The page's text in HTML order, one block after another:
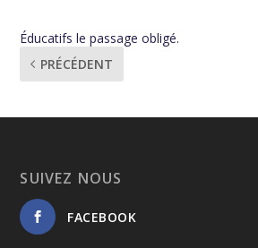
Éducatifs le passage obligé.
PRÉCÉDENT
SUIVEZ NOUS
FACEBOOK